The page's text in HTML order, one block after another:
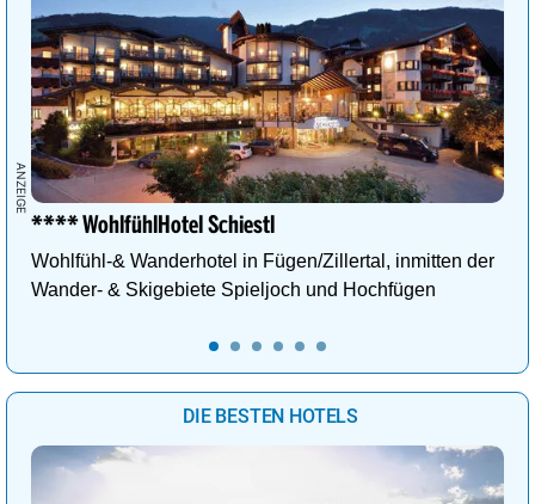
**** WohlfühlHotel Schiestl
Wohlfühl-& Wanderhotel in Fügen/Zillertal, inmitten der
Wander- & Skigebiete Spieljoch und Hochfügen
DIE BESTEN HOTELS